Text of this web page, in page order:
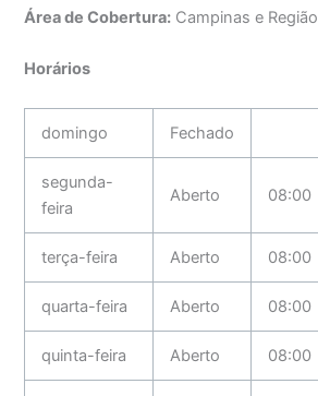
Área de Cobertura: Campinas e Região
Horários
domingo Fechado
segunda-
feira
Aberto 08:00
terça-feira Aberto 08:00
quarta-feira Aberto 08:00
quinta-feira Aberto 08:00